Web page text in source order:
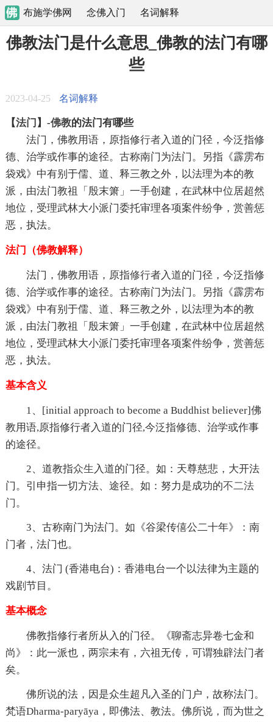
布施学佛网 念佛入门 名词解释
佛教法门是什么意思_佛教的法门有哪
些
2023-04-25 名词解释
【法门 】-佛教的法门有哪些
法门，佛教用语，原指修行者入道的门径，今泛指修
德、治学或作事的途径。古称南门为法门。另指《霹雳布
袋戏》中有别于儒、道、释三教之外，以法理为本的教
派，由法门教祖「殷末箫」一手创建，在武林中位居超然
地位，受理武林大小派门委托审理各项案件纷争，赏善惩
恶，执法。
法门（佛教解释）
法门，佛教用语，原指修行者入道的门径，今泛指修
德、治学或作事的途径。古称南门为法门。另指《霹雳布
袋戏》中有别于儒、道、释三教之外，以法理为本的教
派，由法门教祖「殷末箫」一手创建，在武林中位居超然
地位，受理武林大小派门委托审理各项案件纷争，赏善惩
恶，执法。
基本含义
1、[initial approach to become a Buddhist believer]佛
教用语,原指修行者入道的门径,今泛指修德、治学或作事
的途径。
2、道教指众生 入道的门径。如：天尊慈悲，大开法
门。引申指一切方法、途径。如：努力是成功的不二法
门。
3、古称南门为法门。如《谷梁传僖公二十年》：南
门者，法门也。
4、法门 (香港电台)：香港电台一个以法律为主题的
戏剧节目。
基本概念
佛教指修行者所从入的门径。《聊斋志异卷七金和
尚》：此一派也，两宗未有，六祖无传，可谓独辟法门者
矣。
佛所说的法，因是众生超凡入圣的门户，故称法门。
梵语Dharma-paryāya，即佛法、教法。佛所说，而为世之